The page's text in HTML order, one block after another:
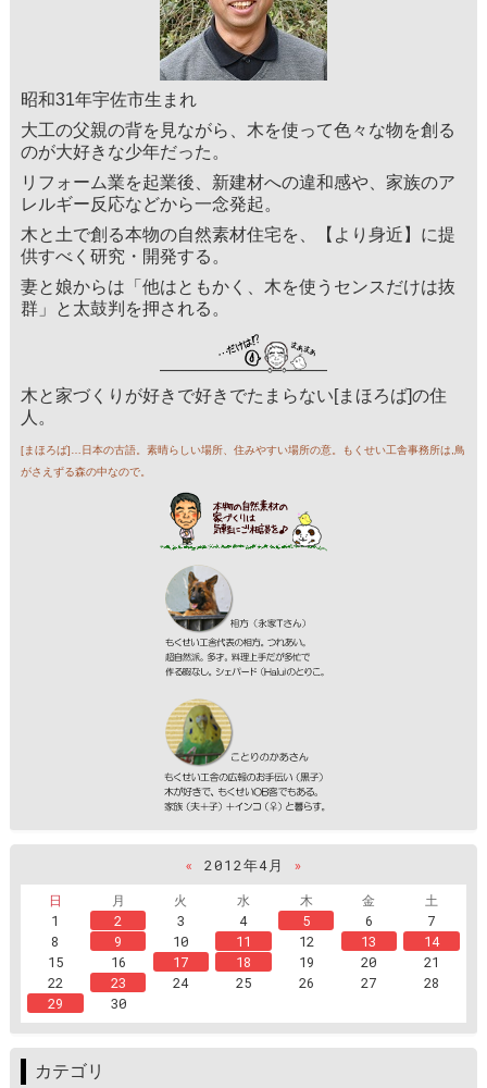
昭和31年宇佐市生まれ
大工の父親の背を見ながら、木を使って色々な物を創る
のが大好きな少年だった。
リフォーム業を起業後、新建材への違和感や、家族のア
レルギー反応などから一念発起。
木と土で創る本物の自然素材住宅を、【より身近】に提
供すべく研究・開発する。
妻と娘からは「他はともかく、木を使うセンスだけは抜
群」と太鼓判を押される。
木と家づくりが好きで好きでたまらない[まほろば]の住
人。
[まほろば]…日本の古語。素晴らしい場所、住みやすい場所の意。もくせい工舎事務所は,鳥
がさえずる森の中なので。
« 2012年4月
»
日
月 火 水 木 金
土
1
2 3 4 5 6
7
8
9 10 11 12 13
14
15
16 17 18 19 20
21
22
23 24 25 26 27
28
29
30
カテゴリ